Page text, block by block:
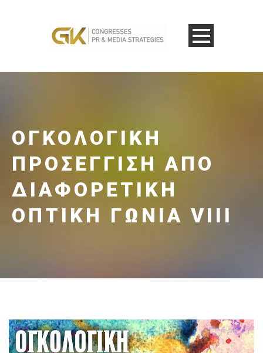
ΟΓΚΟΛΟΓΙΚΉ
ΠΡΟΣΈΓΓΙΣΗ ΑΠΌ
ΔΙΑΦΟΡΕΤΙΚΉ
ΟΠΤΙΚΉ ΓΩΝΊΑ VΙII